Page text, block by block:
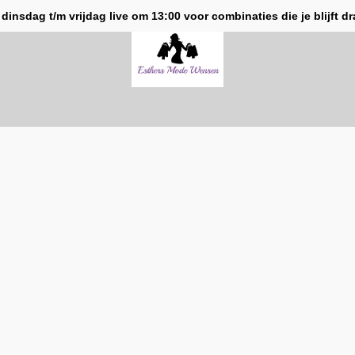
dinsdag t/m vrijdag live om 13:00 voor combinaties die je blijft